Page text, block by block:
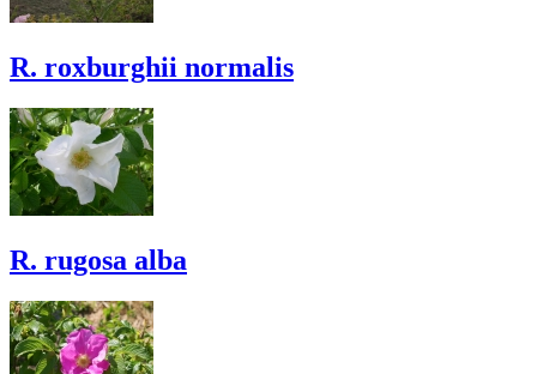
R. roxburghii normalis
R. rugosa alba